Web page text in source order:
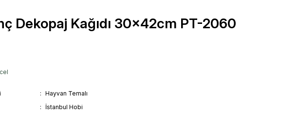
Dekopaj Kağıdı 30x42cm PT-2060
Hayvan Temalı
İstanbul Hobi